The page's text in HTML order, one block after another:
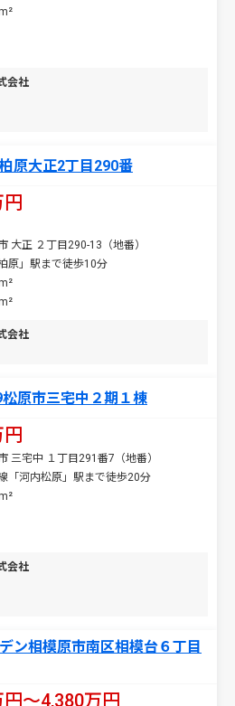
会社
原大正2丁目290番
円
大正 ２丁目290-13（地番）
原」駅まで徒歩10分
会社
原市三宅中２期１棟
円
三宅中 １丁目291番7（地番）
「河内松原」駅まで徒歩20分
会社
ン相模原市南区相模台６丁目
円〜4,380万円